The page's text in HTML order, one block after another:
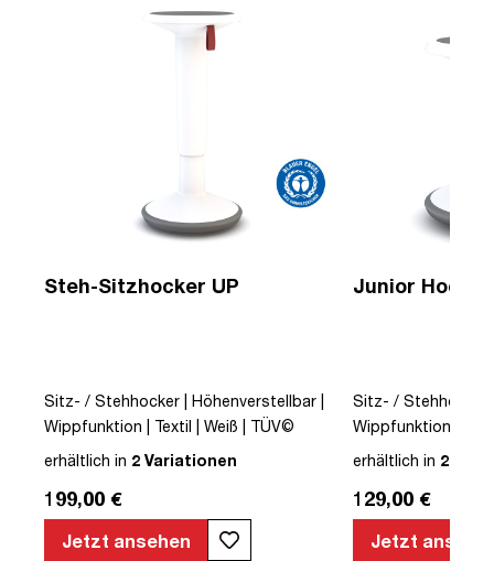
Steh-Sitzhocker UP
Sitz- / Stehhocker | Höhenverstellbar |
Wippfunktion | Textil | Weiß | TÜV©
geprüfte Sicherheit | German Design
erhältlich in 2 Variationen
199,00 €
Jetzt ansehen
Junior Hocker
Sitz- / Stehhocker
Wippfunktion |
geprüfte
erhältlich in 2
129,00 €
Jetzt